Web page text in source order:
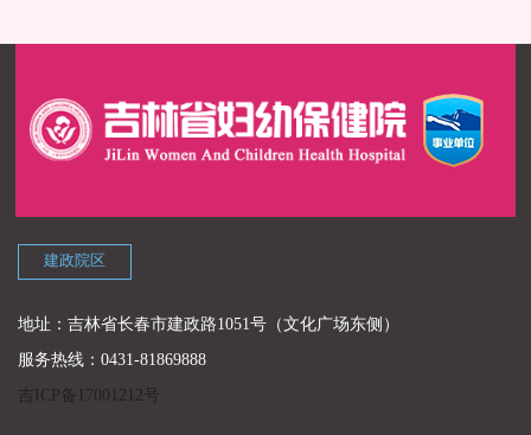
建政院区
地址：吉林省长春市建政路1051号（文化广场东侧）
服务热线：0431-81869888
吉ICP备17001212号